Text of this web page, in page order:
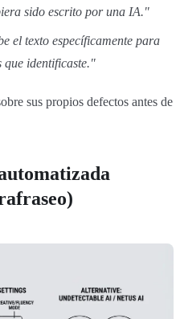
sido escrito por una IA."
el texto específicamente para
que identificaste."
sus propios defectos antes de